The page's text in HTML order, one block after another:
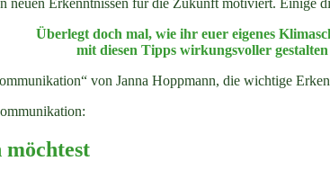
neuen Erkenntnissen für die Zukunft motiviert. Einige
Überlegt doch mal, wie ihr euer eigenes
mit diesen Tipps wirkungsvoller
von Janna Hoppmann, die wichtige
möchtest